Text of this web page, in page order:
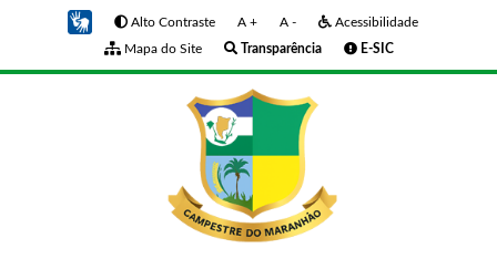
Alto Contraste A + A -
Acessibilidade
Mapa do Site
Transparência E-SIC